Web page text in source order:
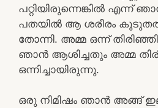
പറ്റിയിരുന്നെങ്കിൽ എന്ന്
പതയിൽ ആ ശരീരം
തോന്നി. അമ്മ ഒന്ന്
ഞാൻ ആശിച്ചതും അമ്മ
ഒന്നിച്ചായിരുന്നു.
ഒരു നിമിഷം ഞാൻ അങ്ങ്